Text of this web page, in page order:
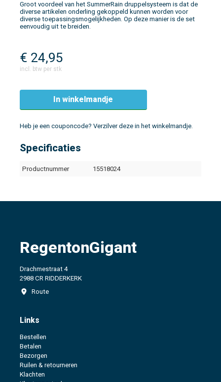
Groot voordeel van het SummerRain druppelsysteem is dat de
diverse artikelen onderling gekoppeld kunnen worden voor
diverse toepassingsmogelijkheden. Op deze manier is de set
eenvoudig uit te breiden.
€ 24,95
incl. btw per stk
In winkelmandje
Heb je een couponcode? Verzilver deze in het winkelmandje.
Specificaties
Productnummer 15518024
RegentonGigant
Drachmestraat 4
2988 CR RIDDERKERK
Route
Links
Bestellen
Betalen
Bezorgen
Ruilen & retourneren
Klachten